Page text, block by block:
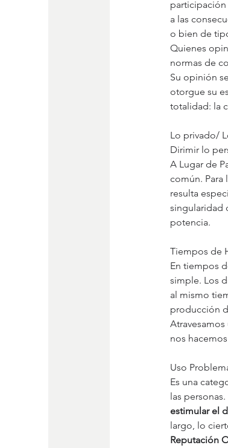
a las
o bien de
Quienes
normas de
Su opinión
otorgue su
totalidad: la
Lo privado/
Dirimir lo
A Lugar de
común.
resulta
singularidad
potencia.
Tiempos de
En tiempos
simple. Los
al mismo
producción
Atravesamos
nos
Uso
Es una
las
estimular el
largo, lo
Reputación